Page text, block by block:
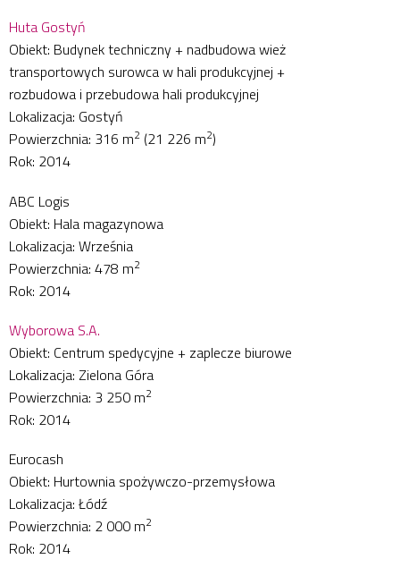
Huta Gostyń
Obiekt: Budynek techniczny + nadbudowa wież
transportowych surowca w hali produkcyjnej +
rozbudowa i przebudowa hali produkcyjnej
Lokalizacja: Gostyń
Powierzchnia: 316 m2 (21 226 m2)
Rok: 2014
ABC Logis
Obiekt: Hala magazynowa
Lokalizacja: Września
Powierzchnia: 478 m2
Rok: 2014
Wyborowa S.A.
Obiekt: Centrum spedycyjne + zaplecze biurowe
Lokalizacja: Zielona Góra
Powierzchnia: 3 250 m2
Rok: 2014
Eurocash
Obiekt: Hurtownia spożywczo-przemysłowa
Lokalizacja: Łódź
Powierzchnia: 2 000 m2
Rok: 2014